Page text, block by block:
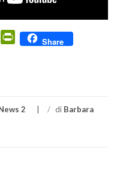
LinkedInPrintFriendly
Share
2 / di Barbara